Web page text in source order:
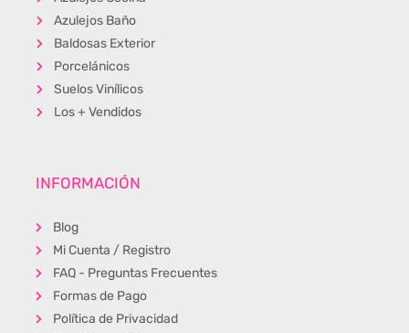
Azulejos Baño
Baldosas Exterior
Porcelánicos
Suelos Vinílicos
Los + Vendidos
INFORMACIÓN
Blog
Mi Cuenta / Registro
FAQ - Preguntas Frecuentes
Formas de Pago
Política de Privacidad